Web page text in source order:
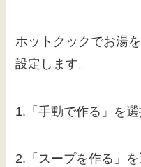
ホットクックでお湯
設定します。
1.「手動で作る」を選
2.「スープを作る」